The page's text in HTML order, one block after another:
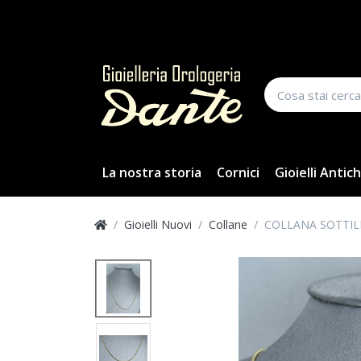
La nostra storia Cornici Gioielli
Gioielli Nuovi Collane COLLANA